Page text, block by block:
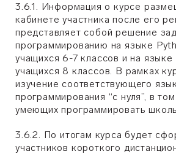
3.6.1. Информация о курсе
кабинете участника после его
представляет собой решение
программированию на языке
учащихся 6-7 классов и на
учащихся 8 классов. В рамках
изучение соответствующего
программирования “с нуля”, в
умеющих программировать
3.6.2. По итогам курса будет
участников короткого